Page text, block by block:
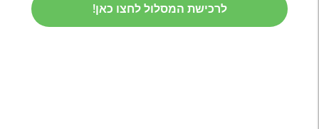
לרכישת המסלול לחצו כאן!